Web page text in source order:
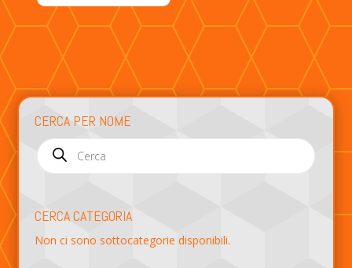
CERCA PER NOME
Products
search
CERCA CATEGORIA
Non ci sono sottocategorie disponibili.